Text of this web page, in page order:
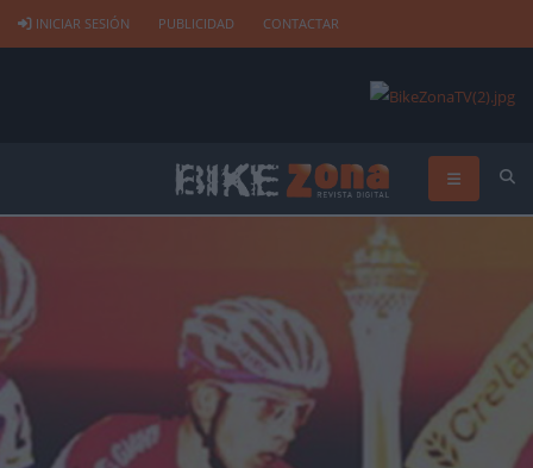
INICIAR SESIÓN PUBLICIDAD CONTACTAR